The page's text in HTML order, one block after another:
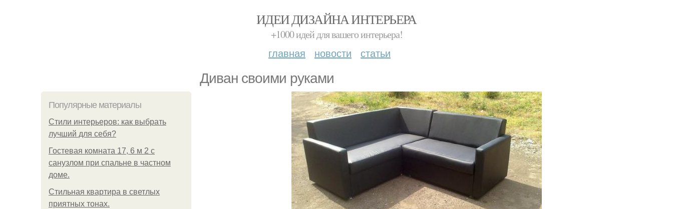
ИДЕИ ДИЗАЙНА ИНТЕРЬЕРА
+1000 идей для вашего интерьера!
главная новости статьи
Диван cвоими руками
Популярные материалы
Стили интерьеров: как выбрать
лучший для себя?
Гостевая комната 17, 6 м 2 с
санузлом при спальне в частном
доме.
Стильная квартира в светлых
приятных тонах.